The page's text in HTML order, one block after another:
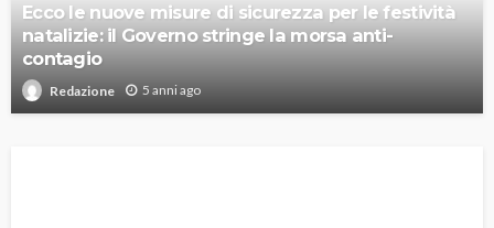
Ecco le nuove misure di sicurezza per le festività
natalizie: il Governo stringe la morsa anti-
contagio
Redazione 5 anni ago